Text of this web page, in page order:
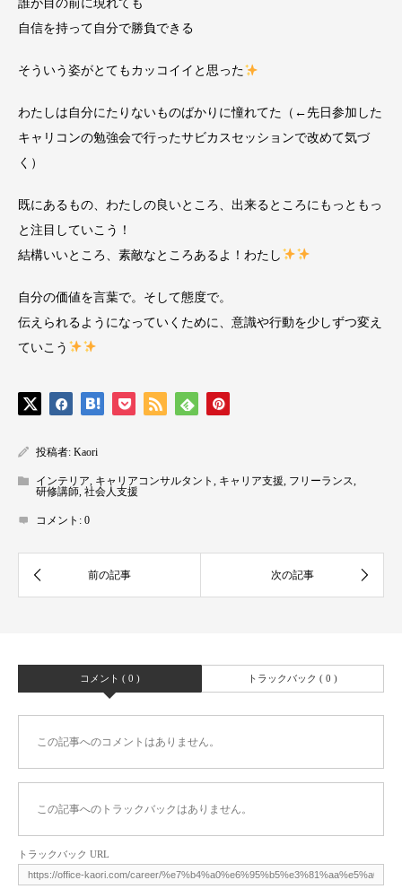
誰が目の前に現れても
自信を持って自分で勝負できる
そういう姿がとてもカッコイイと思った
わたしは自分にたりないものばかりに憧れてた（←先日参加した
キャリコンの勉強会で行ったサビカスセッションで改めて気づ
く）
既にあるもの、わたしの良いところ、出来るところにもっともっ
と注目していこう！
結構いいところ、素敵なところあるよ！わたし
自分の価値を言葉で。そして態度で。
伝えられるようになっていくために、意識や行動を少しずつ変え
ていこう
投稿者: Kaori
インテリア キャリアコンサルタント キャリア支援 フリーランス
研修講師 社会人支援
コメント: 0
コメント ( 0 ) トラックバック ( 0 )
この記事へのコメントはありません。
この記事へのトラックバックはありません。
トラックバック URL